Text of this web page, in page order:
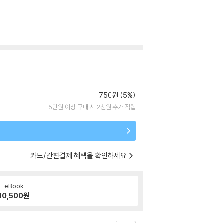
750원 (5%)
5만원 이상 구매 시 2천원 추가 적립
카드/간편결제 혜택을 확인하세요
eBook
원